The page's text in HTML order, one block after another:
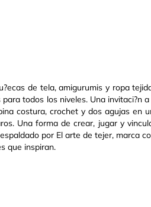
de tela, amigurumis y ropa
todos los niveles. Una invitaci?n
costura, crochet y dos agujas en
Una forma de crear, jugar y
por El arte de tejer, marca
que inspiran.